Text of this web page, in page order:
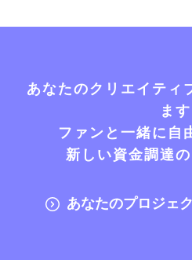
あなたのクリエイティ
ます
ファンと一緒に自
新しい資金調達
あなたのプロジェ